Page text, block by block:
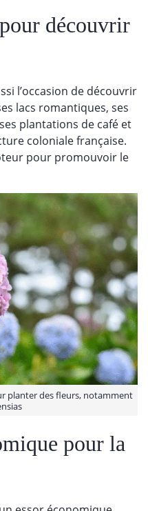
découvrir
l’occasion de découvrir
lacs romantiques, ses
plantations de café et
coloniale française.
pour promouvoir le
planter des fleurs, notamment
pour la